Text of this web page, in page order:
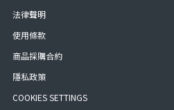
法律聲明
使用條款
商品採購合約
隱私政策
COOKIES SETTINGS